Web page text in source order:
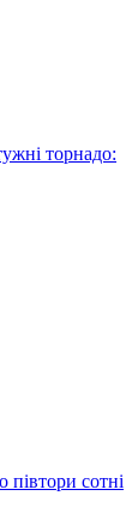
торнадо:
півтори сотні